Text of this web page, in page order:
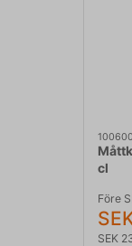
cl
Före
SEK